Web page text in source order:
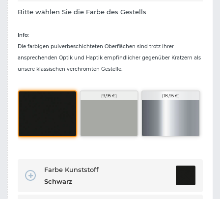
Bitte wählen Sie die Farbe des Gestells
Info:
Die farbigen pulverbeschichteten Oberflächen sind trotz ihrer
ansprechenden Optik und Haptik empfindlicher gegenüber Kratzern als
unsere klassischen verchromten Gestelle.
(9,95 €) (18,95 €)
Farbe Kunststoff
Schwarz